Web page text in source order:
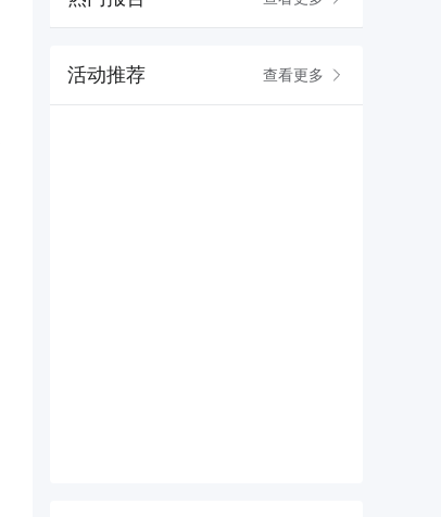
活动推荐 查看更多